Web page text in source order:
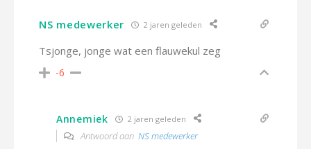
NS medewerker 2 jaren geleden
Tsjonge, jonge wat een flauwekul zeg
-6
Annemiek 2 jaren geleden
Antwoord aan NS medewerker